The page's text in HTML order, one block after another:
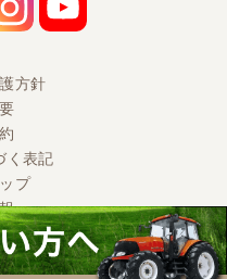
方針
く表記
プ
Rights Reserved.